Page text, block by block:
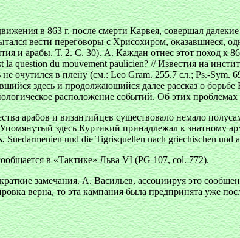
в 863 г. после смерти Карвея, совершал
вести переговоры с Хрисохиром, оказавшиеся,
и арабы. Т. 2. С. 30). А. Каждан отнес этот поход к
la question du mouvement paulicien? // Известия на
очутился в плену (см.: Leo Gram. 255.7 сл.; Ps.-
здесь и продолжающийся далее рассказ о
расположение событий. Об этих
арабов и византийцев существовало немало
здесь Куртикий принадлежал к знатному
Suedarmenien und die Tigrisquellen nach griechischen und
в «Тактике» Льва VI (PG 107, col. 772).
замечания. А. Васильев, ассоциируя это
верна, то эта кампания была предпринята уже